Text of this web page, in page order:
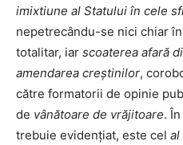
imixtiune al Statului în cele
nepetrecându-se nici chiar
totalitar, iar scoaterea afară
amendarea creștinilor,
către formatorii de opinie
de vânătoare de vrăjitoare.
trebuie evidențiat, este cel al